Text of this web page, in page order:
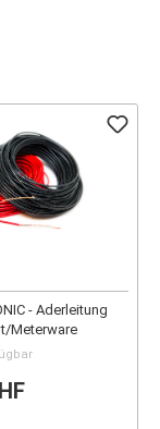
- Aderleitung
Meterware